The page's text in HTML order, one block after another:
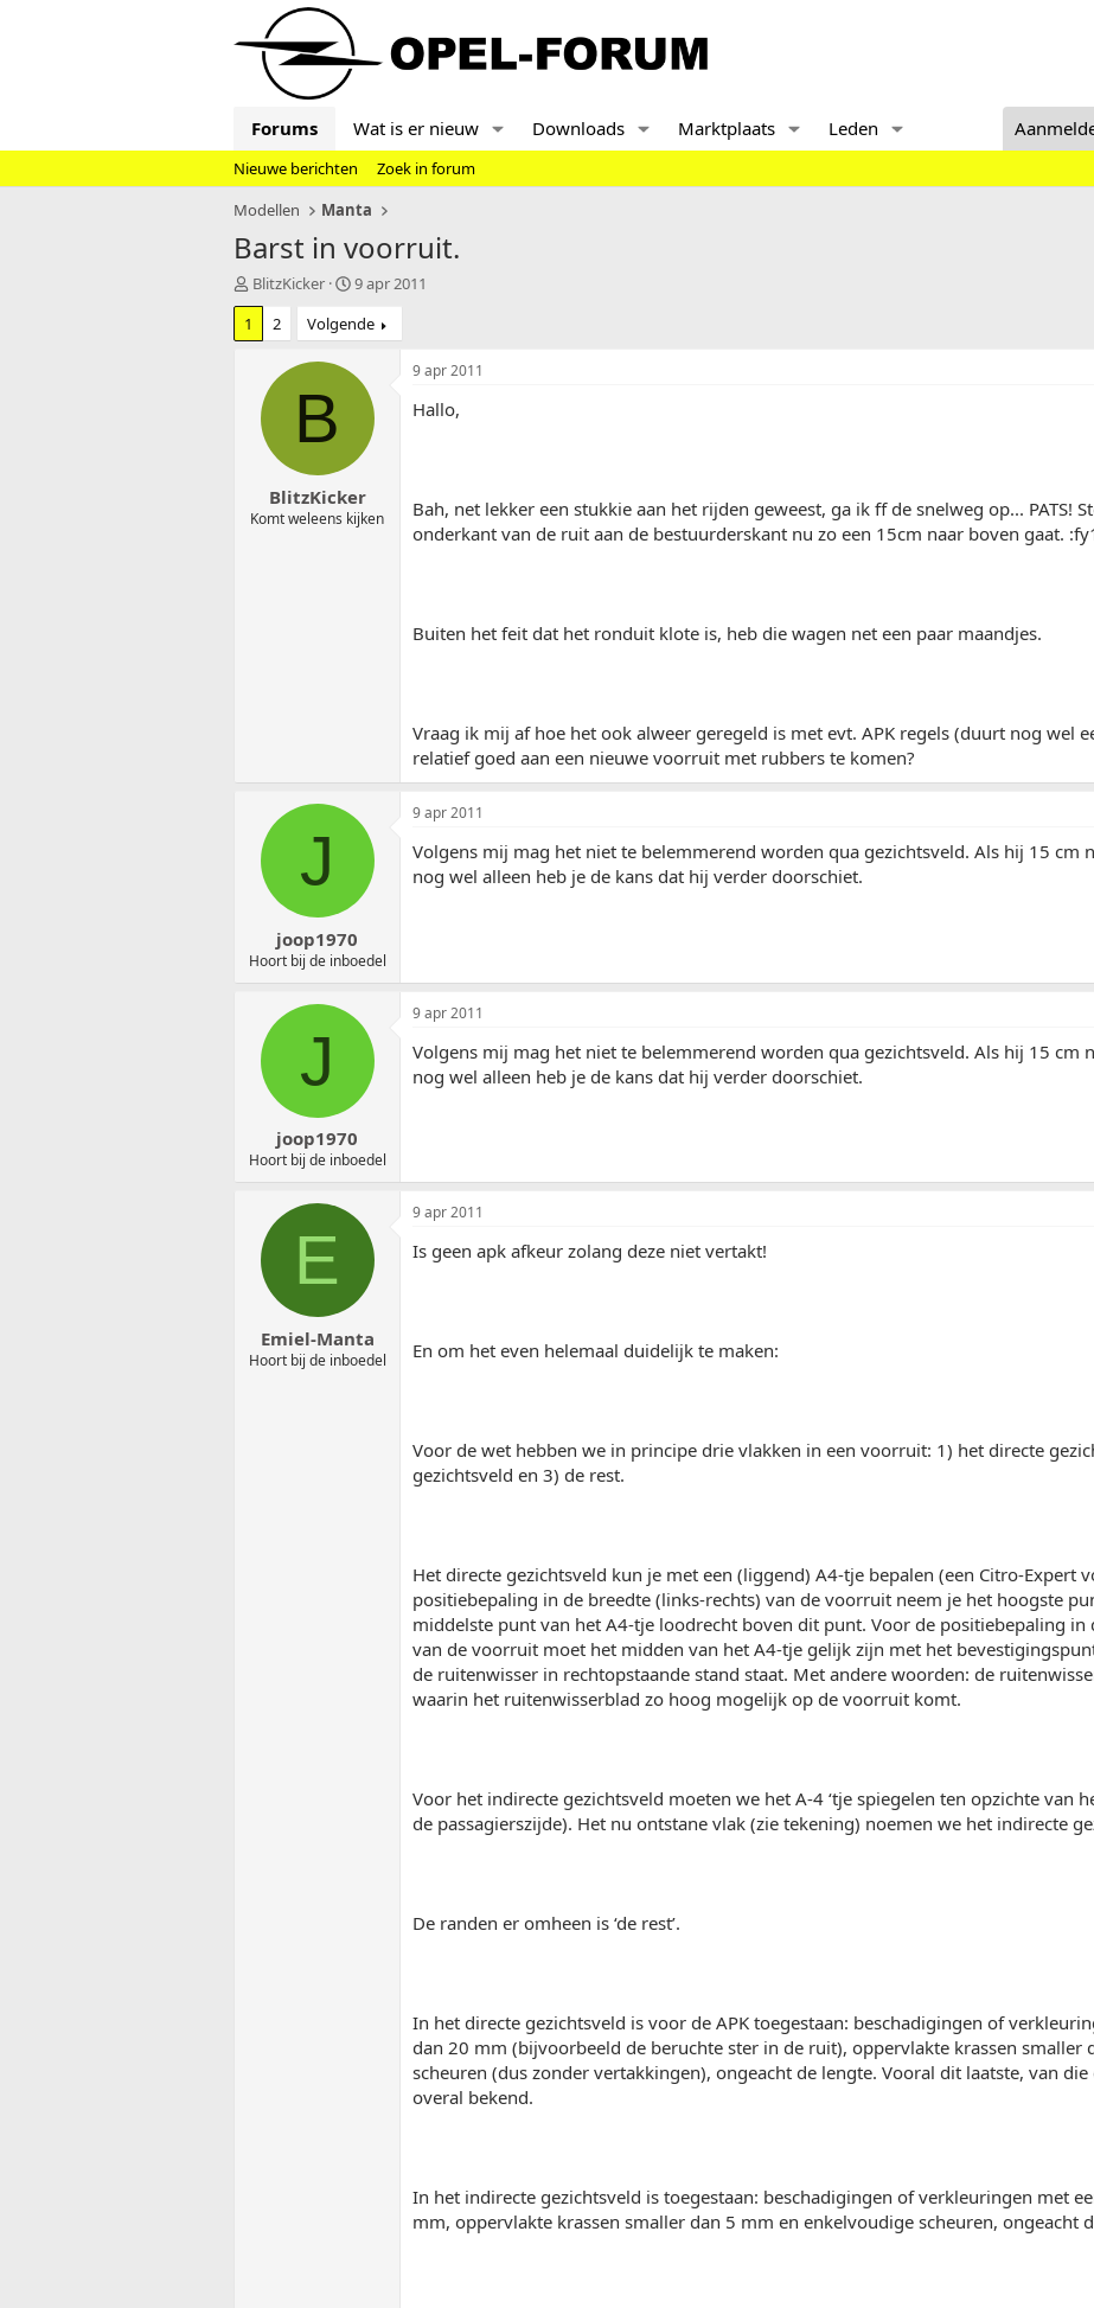
Forums Wat is er nieuw Downloads Marktplaats Leden
Nieuwe berichten
Zoek in forum
Modellen
Manta
Barst in voorruit.
T
o
i
r
BlitzKicker
S
a
r
d
u
9 apr 2011
1
2 Volgende
B
BlitzKicker
Komt weleens kijken
9 apr 2011
Hallo,
Bah, net lekker een stukkie aan het rijden geweest, ga ik ff de snelweg op... PATS!
onderkant van de ruit aan de bestuurderskant nu zo een 15cm naar boven gaat.
Buiten het feit dat het ronduit klote is, heb die wagen net een paar maandjes.
Vraag ik mij af hoe het ook alweer geregeld is met evt. APK regels (duurt nog wel
relatief goed aan een nieuwe voorruit met rubbers te komen?
J
joop1970
Hoort bij de inboedel
9 apr 2011
Volgens mij mag het niet te belemmerend worden qua gezichtsveld. Als hij 15 cm
nog wel alleen heb je de kans dat hij verder doorschiet.
J
joop1970
Hoort bij de inboedel
9 apr 2011
Volgens mij mag het niet te belemmerend worden qua gezichtsveld. Als hij 15 cm
nog wel alleen heb je de kans dat hij verder doorschiet.
E
Emiel-Manta
Hoort bij de inboedel
9 apr 2011
Is geen apk afkeur zolang deze niet vertakt!
En om het even helemaal duidelijk te maken:
Voor de wet hebben we in principe drie vlakken in een voorruit: 1) het directe
gezichtsveld en 3) de rest.
Het directe gezichtsveld kun je met een (liggend) A4-tje bepalen (een Citro-Expert
positiebepaling in de breedte (links-rechts) van de voorruit neem je het hoogste
middelste punt van het A4-tje loodrecht boven dit punt. Voor de positiebepaling in
van de voorruit moet het midden van het A4-tje gelijk zijn met het
de ruitenwisser in rechtopstaande stand staat. Met andere woorden: de
waarin het ruitenwisserblad zo hoog mogelijk op de voorruit komt.
Voor het indirecte gezichtsveld moeten we het A-4 ‘tje spiegelen ten opzichte van
de passagierszijde). Het nu ontstane vlak (zie tekening) noemen we het indirecte
De randen er omheen is ‘de rest’.
In het directe gezichtsveld is voor de APK toegestaan: beschadigingen of
dan 20 mm (bijvoorbeeld de beruchte ster in de ruit), oppervlakte krassen smaller
scheuren (dus zonder vertakkingen), ongeacht de lengte. Vooral dit laatste, van
overal bekend.
In het indirecte gezichtsveld is toegestaan: beschadigingen of verkleuringen met
mm, oppervlakte krassen smaller dan 5 mm en enkelvoudige scheuren, ongeacht